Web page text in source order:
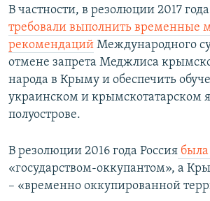
В частности, в резолюции 2017
требовали выполнить временные
рекомендаций Международного
отмене запрета Меджлиса
народа в Крыму и обеспечить
украинском и крымскотатарском
полуострове.
В резолюции 2016 года Россия
«государством-оккупантом», а
– «временно оккупированной